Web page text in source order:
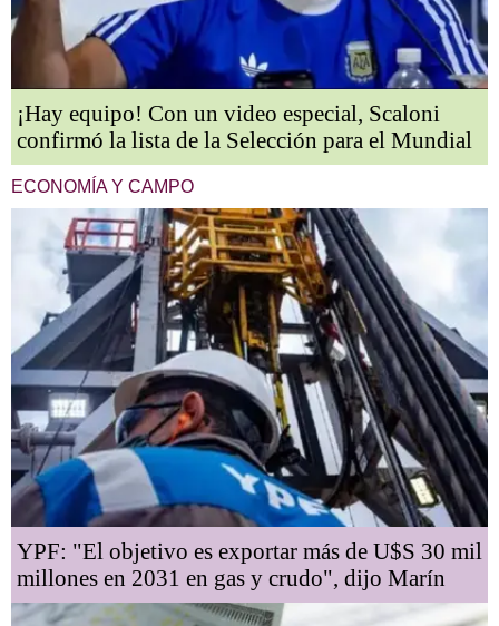
¡Hay equipo! Con un video especial, Scaloni
confirmó la lista de la Selección para el Mundial
ECONOMÍA Y CAMPO
YPF: "El objetivo es exportar más de U$S 30 mil
millones en 2031 en gas y crudo", dijo Marín